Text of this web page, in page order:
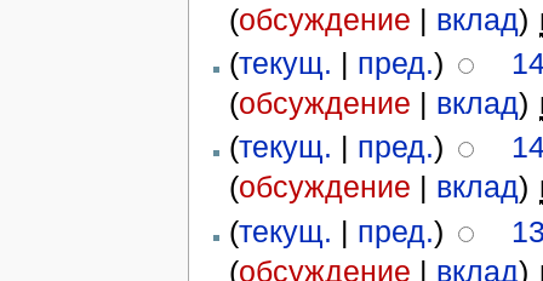
(обсуждение | вклад)
(текущ. | пред.)
(обсуждение | вклад)
(текущ. | пред.)
(обсуждение | вклад)
(текущ. | пред.)
(обсуждение | вклад)